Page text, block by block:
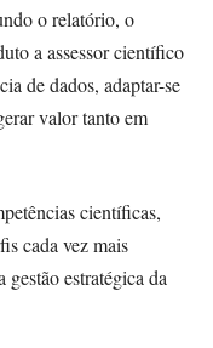
o relatório, o
a assessor científico
de dados, adaptar-se
valor tanto em
científicas,
cada vez mais
estratégica da